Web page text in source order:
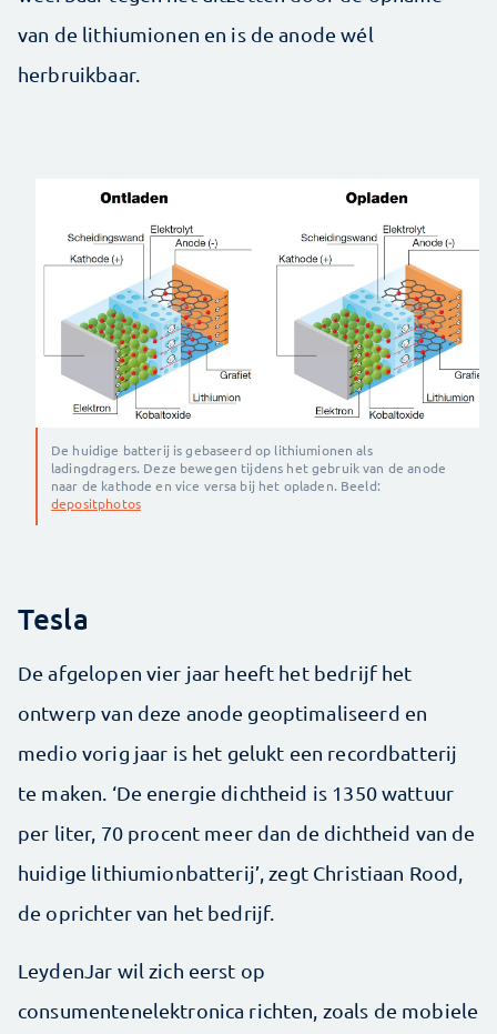
van de lithiumionen en is de anode wél
herbruikbaar.
De huidige batterij is gebaseerd op lithiumionen als
ladingdragers. Deze bewegen tijdens het gebruik van de anode
naar de kathode en vice versa bij het opladen. Beeld:
depositphotos
Tesla
De afgelopen vier jaar heeft het bedrijf het
ontwerp van deze anode geoptimaliseerd en
medio vorig jaar is het gelukt een recordbatterij
te maken. ‘De energie dichtheid is 1350 wattuur
per liter, 70 procent meer dan de dichtheid van de
huidige lithiumionbatterij’, zegt Christiaan Rood,
de oprichter van het bedrijf.
LeydenJar wil zich eerst op
consumentenelektronica richten, zoals de mobiele